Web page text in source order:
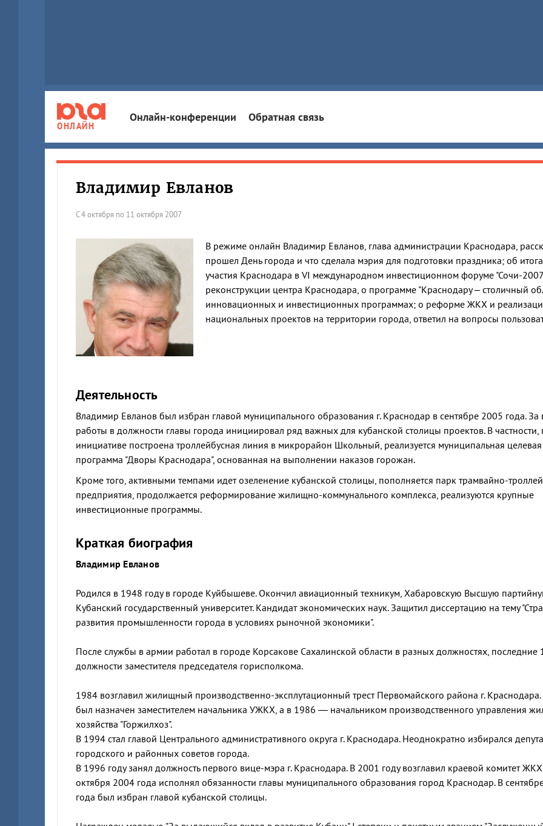
ОНЛАЙН
Онлайн-конференции Обратная связь
Владимир Евланов
С 4 октября по 11 октября 2007
В режиме онлайн Владимир Евланов, глава администрации Краснодара,
прошел День города и что сделала мэрия для подготовки праздника; об
участия Краснодара в VI международном инвестиционном форуме "Сочи-
реконструкции центра Краснодара, о программе "Краснодару – столичный
инновационных и инвестиционных программах; о реформе ЖКХ и
национальных проектов на территории города, ответил на вопросы
Деятельность
Владимир Евланов был избран главой муниципального образования г. Краснодар в сентябре 2005 года. За
работы в должности главы города инициировал ряд важных для кубанской столицы проектов. В частности,
инициативе построена троллейбусная линия в микрорайон Школьный, реализуется муниципальная целевая
программа "Дворы Краснодара", основанная на выполнении наказов горожан.
Кроме того, активными темпами идет озеленение кубанской столицы, пополняется парк трамвайно-
предприятия, продолжается реформирование жилищно-коммунального комплекса, реализуются крупные
инвестиционные программы.
Краткая биография
Владимир Евланов
Родился в 1948 году в городе Куйбышеве. Окончил авиационный техникум, Хабаровскую Высшую
Кубанский государственный университет. Кандидат экономических наук. Защитил диссертацию на тему
развития промышленности города в условиях рыночной экономики".
После службы в армии работал в городе Корсакове Сахалинской области в разных должностях, последние
должности заместителя председателя горисполкома.
1984 возглавил жилищный производственно-эксплутационный трест Первомайского района г.
был назначен заместителем начальника УЖКХ, а в 1986 — начальником производственного управления
хозяйства "Горжилхоз".
В 1994 стал главой Центрального административного округа г. Краснодара. Неоднократно избирался
городского и районных советов города.
В 1996 году занял должность первого вице-мэра г. Краснодара. В 2001 году возглавил краевой комитет
октября 2004 года исполнял обязанности главы муниципального образования город Краснодар. В
года был избран главой кубанской столицы.